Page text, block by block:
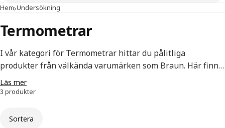
Hem›Undersökning
›Termometrar
Termometrar
I vår kategori för Termometrar hittar du pålitliga
produkter från välkända varumärken som Braun. Här finns
avancerade örontermometrar som Braun ThermoScan 7+
IRT6525, utrustad med Age Precision-teknologi och
Läs mer
3 produkter
Sortera